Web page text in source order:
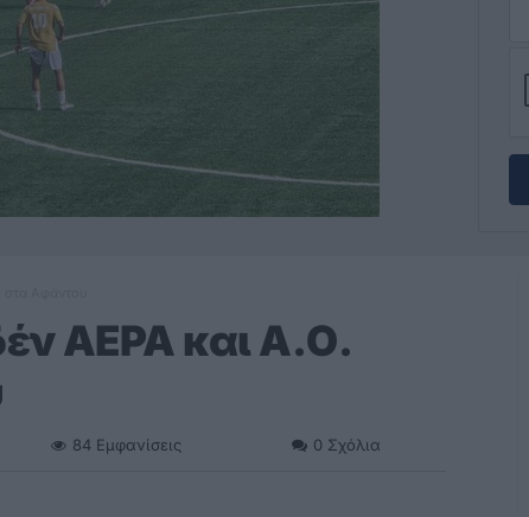
ΑΕΡΑ και Α.Ο.
84Εμφανίσεις 0 Σχόλια